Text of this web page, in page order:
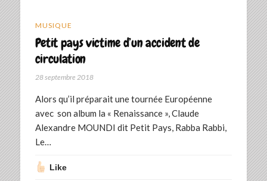
MUSIQUE
Petit pays victime d’un accident de
circulation
28 septembre 2018
Alors qu’il préparait une tournée Européenne
avec son album la « Renaissance », Claude
Alexandre MOUNDI dit Petit Pays, Rabba Rabbi,
Le…
Like